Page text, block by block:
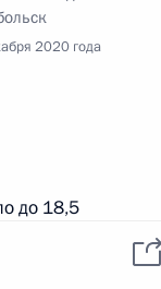
Attribution 4.0
2020 года
до 18,5
дальше
об этом скажу –